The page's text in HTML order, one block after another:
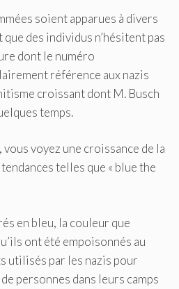
soient apparues à divers
des individus n’hésitent pas
dont le numéro
référence aux nazis
croissant dont M. Busch
temps.
voyez une croissance de la
telles que « blue the
en bleu, la couleur que
ont été empoisonnés au
utilisés par les nazis pour
personnes dans leurs camps